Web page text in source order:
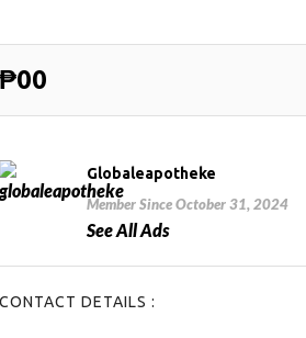
₱00
Globaleapotheke
Member Since October 31, 2024
See All Ads
CONTACT DETAILS :